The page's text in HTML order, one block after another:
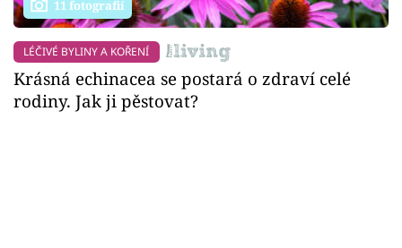
11 fotografií
LÉČIVÉ BYLINY A KOŘENÍ
Krásná echinacea se postará o zdraví celé
rodiny. Jak ji pěstovat?